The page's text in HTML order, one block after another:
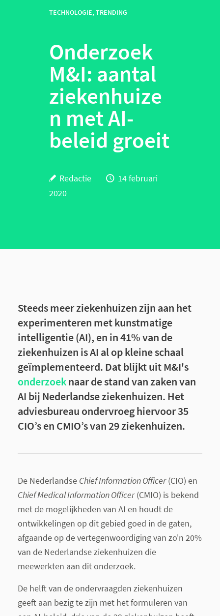
TECHNOLOGIE,TRENDING
Onderzoek
M&I: aantal
ziekenhuize
n met AI-
beleid groeit
Redactie
14 februari
2020
Steeds meer ziekenhuizen zijn aan het
experimenteren met kunstmatige
intelligentie (AI), en in 41% van de
ziekenhuizen is AI al op kleine schaal
geïmplementeerd. Dat blijkt uit M&I's
onderzoeknaar de stand van zaken van
AI bij Nederlandse ziekenhuizen. Het
adviesbureau ondervroeg hiervoor 35
CIO’s en CMIO’s van 29 ziekenhuizen.
De Nederlandse Chief Information Officer(CIO) en
Chief Medical Information Officer(CMIO) is bekend
met de mogelijkheden van AI en houdt de
ontwikkelingen op dit gebied goed in de gaten,
afgaande op de vertegenwoordiging van zo'n 20%
van de Nederlandse ziekenhuizen die
meewerkten aan dit onderzoek.
De helft van de ondervraagden ziekenhuizen
geeft aan bezig te zijn met het formuleren van